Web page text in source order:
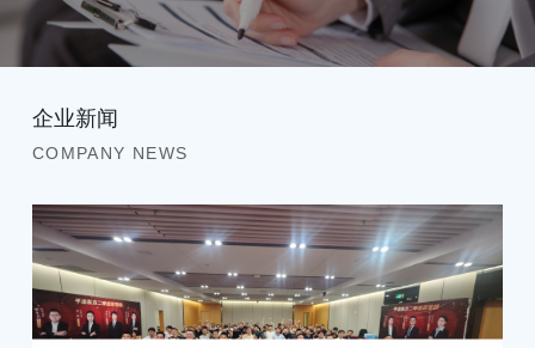
企业新闻
COMPANY NEWS